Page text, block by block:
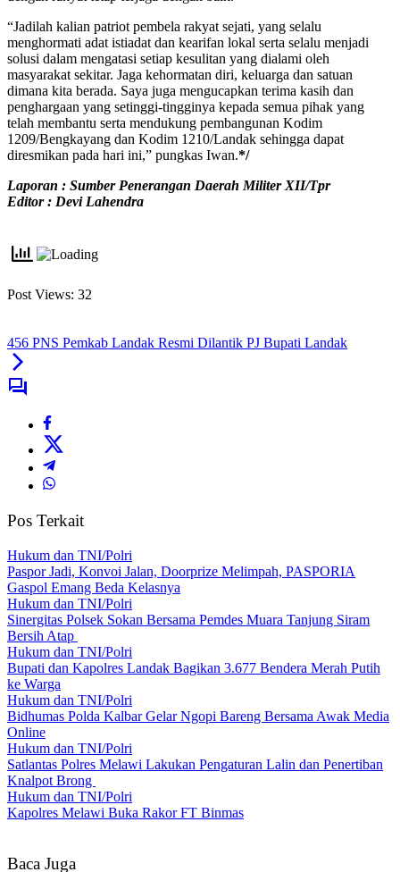
“Jadilah kalian patriot pembela rakyat sejati, yang selalu
menghormati adat istiadat dan kearifan lokal serta selalu menjadi
solusi dalam mengatasi setiap kesulitan yang dialami oleh
masyarakat sekitar. Jaga kehormatan diri, keluarga dan satuan
dimana kita berada. Saya juga mengucapkan terima kasih dan
penghargaan yang setinggi-tingginya kepada semua pihak yang
telah membantu serta mendukung pembangunan Kodim
1209/Bengkayang dan Kodim 1210/Landak sehingga dapat
diresmikan pada hari ini,” pungkas Iwan.*/
Laporan : Sumber Penerangan Daerah Militer XII/Tpr
Editor : Devi Lahendra
Post Views: 32
456 PNS Pemkab Landak Resmi Dilantik PJ Bupati Landak
Pos Terkait
Hukum dan TNI/Polri
Paspor Jadi, Konvoi Jalan, Doorprize Melimpah, PASPORIA
Gaspol Emang Beda Kelasnya
Hukum dan TNI/Polri
Sinergitas Polsek Sokan Bersama Pemdes Muara Tanjung Siram
Bersih Atap
Hukum dan TNI/Polri
Bupati dan Kapolres Landak Bagikan 3.677 Bendera Merah Putih
ke Warga
Hukum dan TNI/Polri
Bidhumas Polda Kalbar Gelar Ngopi Bareng Bersama Awak Media
Online
Hukum dan TNI/Polri
Satlantas Polres Melawi Lakukan Pengaturan Lalin dan Penertiban
Knalpot Brong
Hukum dan TNI/Polri
Kapolres Melawi Buka Rakor FT Binmas
Baca Juga